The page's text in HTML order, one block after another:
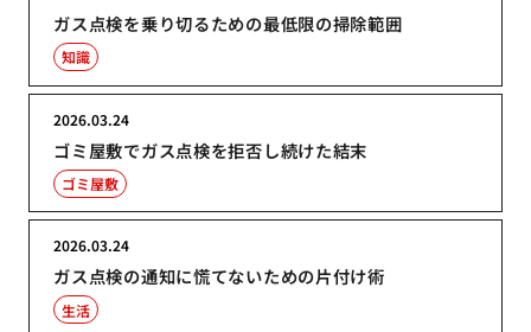
ガス点検を乗り切るための最低限の掃除範囲
知識
ゴミ屋敷でガス点検を拒否し続けた結末
2026.03.24
ゴミ屋敷
ガス点検の通知に慌てないための片付け術
2026.03.24
生活